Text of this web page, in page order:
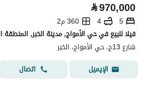
⃁970,000
5
4
360 م2
فيلا للبيع في حي الأمواج, مدينة الخبر, المنطقة
شارع 13ج، حي الأمواج، الخبر
الإيميل
اتصال